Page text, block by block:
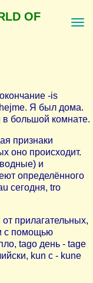
OF
-is
Я был дома.
большой комнате.
признаки
оно происходит.
и
определённого
сегодня, tro
прилагательных,
с помощью
tago день - tage
kun с - kune